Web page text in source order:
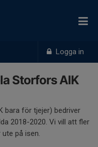
Logga in
Storfors AIK
bara för tjejer) bedriver
2018-2020. Vi vill att fler
på isen.